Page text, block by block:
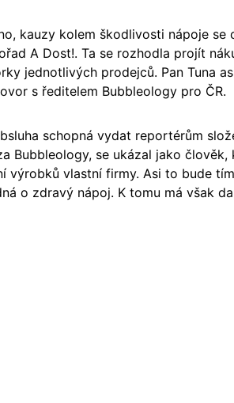
kauzy kolem škodlivosti nápoje se
A Dost!. Ta se rozhodla projít
jednotlivých prodejců. Pan Tuna
s ředitelem Bubbleology pro ČR.
schopná vydat reportérům
Bubbleology, se ukázal jako člověk,
výrobků vlastní firmy. Asi to bude
o zdravý nápoj. K tomu má však